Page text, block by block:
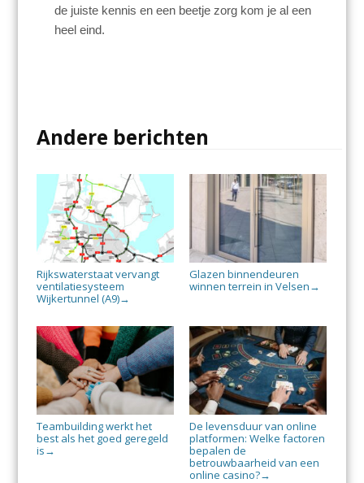
de juiste kennis en een beetje zorg kom je al een
heel eind.
Andere berichten
Rijkswaterstaat vervangt
ventilatiesysteem
Wijkertunnel (A9)→
Glazen binnendeuren
winnen terrein in Velsen →
Teambuilding werkt het
best als het goed geregeld
is →
De levensduur van online
platformen: Welke factoren
bepalen de
betrouwbaarheid van een
online casino?→